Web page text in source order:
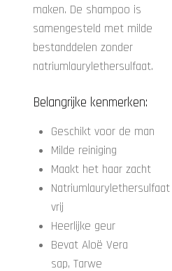
maken. De shampoo is
samengesteld met milde
bestanddelen zonder
natriumlaurylethersulfaat.
Belangrijke kenmerken:
Geschikt voor de man
Milde reiniging
Maakt het haar zacht
Natriumlaurylethersulfaat
vrij
Heerlijke geur
Bevat Aloë Vera
sap, Tarwe